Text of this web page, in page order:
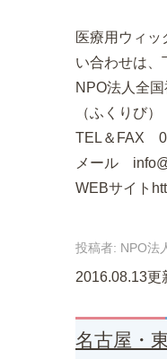
医療用ウィッ
い合わせは、
NPO法人全
（ふくりび）
TEL＆FAX
メール
WEBサイト
投稿者: NPO法
2016.08.13更
名古屋・